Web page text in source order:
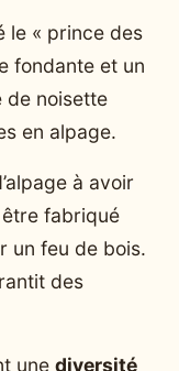
le « prince des
fondante et un
de noisette
en alpage.
à avoir
fabriqué
un feu de bois.
des
une diversité